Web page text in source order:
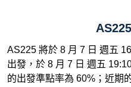
AS225 將於 8 月 7 日 週五
出發，於 8 月 7 日 週五
的出發準點率為 60%；近期